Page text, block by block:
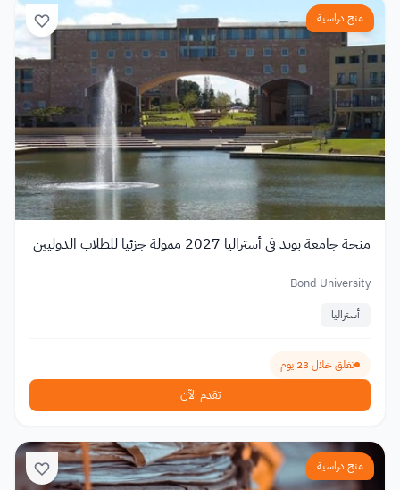
منح دراسية
منحة جامعة بوند في أستراليا 2027 ممولة جزئيا للطلاب الدوليين
Bond University
أستراليا
تغلق خلال 23 يوم
تقدم الآن
منح دراسية